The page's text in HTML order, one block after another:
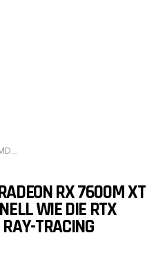
Ray-Tracing
RX 7600M XT
WIE DIE RTX
TRACING